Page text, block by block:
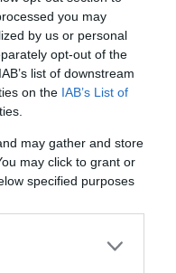
you may
by us or personal
opt-out of the
list of downstream
on the IAB’s List of
may gather and store
may click to grant or
specified purposes
vagy fémdobozos